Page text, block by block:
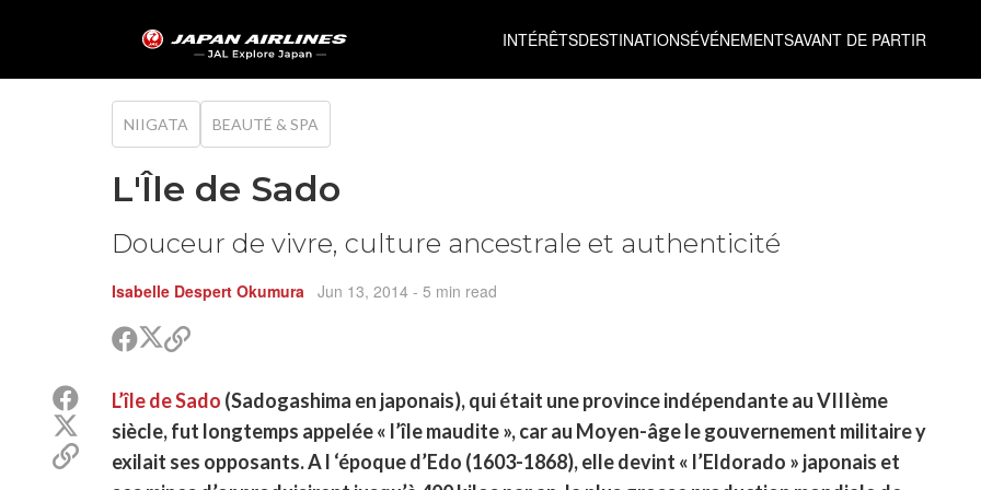
INTÉRÊTSDESTINATIONSÉVÉNEMENTSAVANT DE PARTIR
NIIGATA BEAUTÉ & SPA
L'Île de Sado
Douceur de vivre, culture ancestrale et authenticité
Isabelle Despert Okumura Jun 13, 2014 - 5 min read
PartagerPartager
sur
Copier
pour
partager
Partager
Facebook
Partager
sur
Twitter
Copier
L’île de Sado (Sadogashima en japonais), qui était une province indépendante au VIIIème
siècle, fut longtemps appelée « l’île maudite », car au Moyen-âge le gouvernement militaire y
exilait ses opposants. A l ‘époque d’Edo (1603-1868), elle devint « l’Eldorado » japonais et